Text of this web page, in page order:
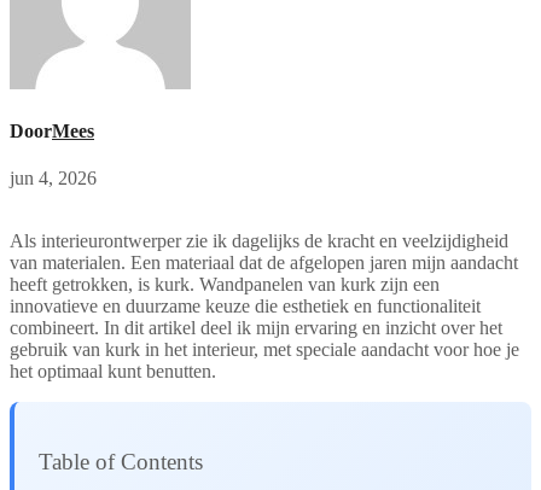
DoorMees
jun 4, 2026
Als interieurontwerper zie ik dagelijks de kracht en veelzijdigheid
van materialen. Een materiaal dat de afgelopen jaren mijn aandacht
heeft getrokken, is kurk. Wandpanelen van kurk zijn een
innovatieve en duurzame keuze die esthetiek en functionaliteit
combineert. In dit artikel deel ik mijn ervaring en inzicht over het
gebruik van kurk in het interieur, met speciale aandacht voor hoe je
het optimaal kunt benutten.
Table of Contents